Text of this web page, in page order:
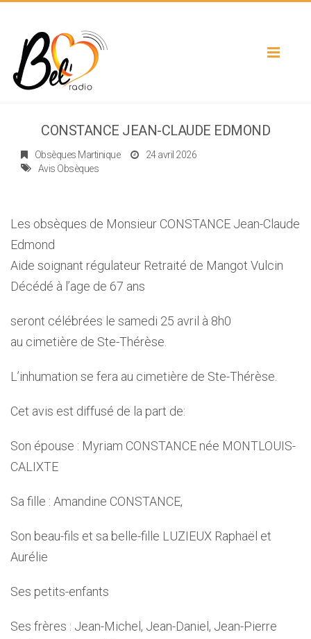
Toggle
CONSTANCE JEAN-CLAUDE EDMOND
Obsèques Martinique
24 avril 2026
Avis Obsèques
Les obsèques de Monsieur CONSTANCE Jean-Claude
Edmond
Aide soignant régulateur Retraité de Mangot Vulcin
Décédé à l’age de 67 ans
seront célébrées le samedi 25 avril à 8h0
au cimetière de Ste-Thérèse.
L’inhumation se fera au cimetière de Ste-Thérèse.
Cet avis est diffusé de la part de:
Son épouse : Myriam CONSTANCE née MONTLOUIS-
CALIXTE
Sa fille : Amandine CONSTANCE,
Son beau-fils et sa belle-fille LUZIEUX Raphaël et
Aurélie
Ses petits-enfants
Ses frères : Jean-Michel, Jean-Daniel, Jean-Pierre